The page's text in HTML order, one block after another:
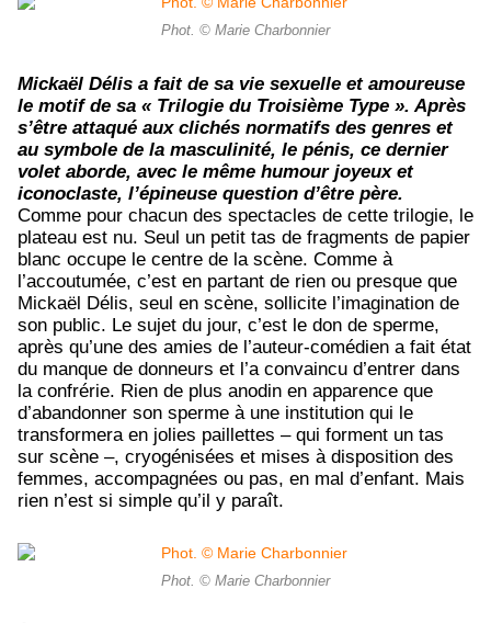
Phot. © Marie Charbonnier
Mickaël Délis a fait de sa vie sexuelle et amoureuse
le motif de sa « Trilogie du Troisième Type ». Après
s’être attaqué aux clichés normatifs des genres et
au symbole de la masculinité, le pénis, ce dernier
volet aborde, avec le même humour joyeux et
iconoclaste, l’épineuse question d’être père.
Comme pour chacun des spectacles de cette trilogie, le
plateau est nu. Seul un petit tas de fragments de papier
blanc occupe le centre de la scène. Comme à
l’accoutumée, c’est en partant de rien ou presque que
Mickaël Délis, seul en scène, sollicite l’imagination de
son public. Le sujet du jour, c’est le don de sperme,
après qu’une des amies de l’auteur-comédien a fait état
du manque de donneurs et l’a convaincu d’entrer dans
la confrérie. Rien de plus anodin en apparence que
d’abandonner son sperme à une institution qui le
transformera en jolies paillettes – qui forment un tas
sur scène –, cryogénisées et mises à disposition des
femmes, accompagnées ou pas, en mal d’enfant. Mais
rien n’est si simple qu’il y paraît.
Phot. © Marie Charbonnier